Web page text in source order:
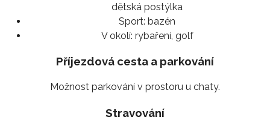
dětská postýlka
Sport: bazén
V okolí: rybaření, golf
Příjezdová cesta a parkování
Možnost parkování v prostoru u chaty.
Stravování